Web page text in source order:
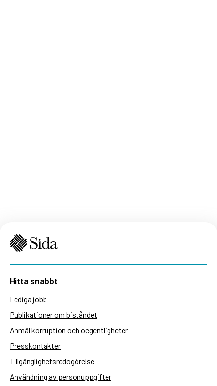
Hitta snabbt
Lediga jobb
Publikationer om biståndet
Anmäl korruption och oegentligheter
Presskontakter
Tillgänglighetsredogörelse
Användning av personuppgifter